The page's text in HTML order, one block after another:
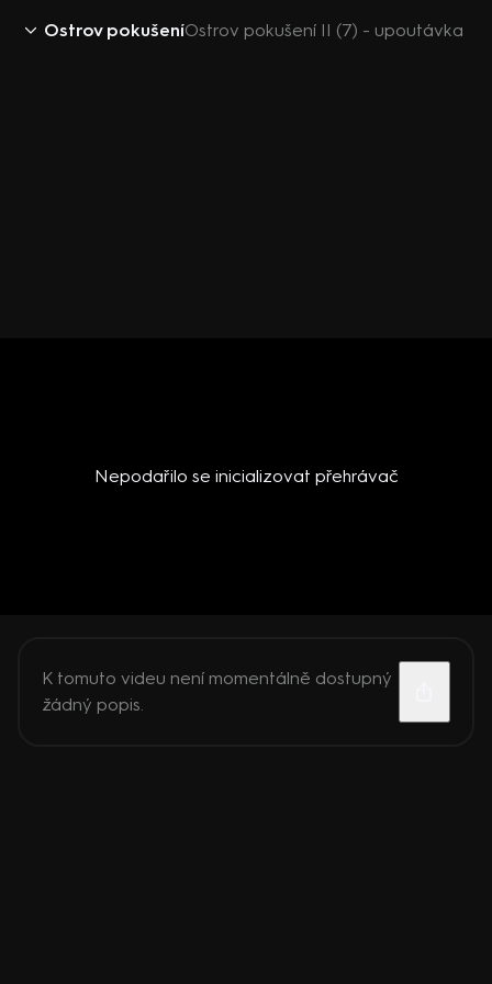
Ostrov pokušeníOstrov pokušení II (7) - upoutávka
Nepodařilo se inicializovat přehrávač
K tomuto videu není momentálně dostupný
žádný popis.